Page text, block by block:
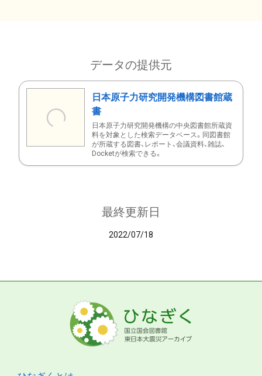
データの提供元
日本原子力研究開発機構図書館蔵
書
日本原子力研究開発機構の中央図書館所蔵資
料を対象とした検索データベース。同図書館
が所蔵する図書、レポート、会議資料、雑誌、
Docketが検索できる。
最終更新日
2022/07/18